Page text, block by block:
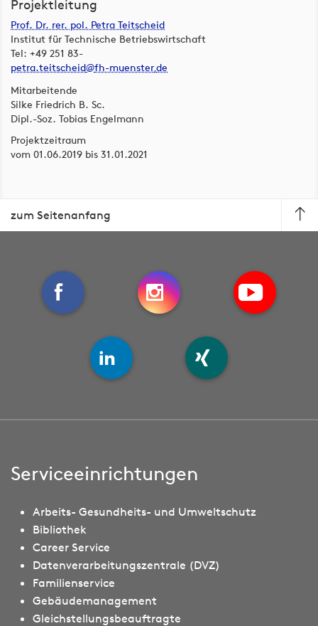
Projektleitung
Prof. Dr. rer. pol. Petra Teitscheid
Institut für Technische Betriebswirtschaft
Tel: +49 251 83-
petra.teitscheid
fh-muensterde
Mitarbeitende
Silke Friedrich B. Sc.
Dipl.-Soz. Tobias Engelmann
Projektzeitraum
vom 01.06.2019 bis 31.01.2021
zum Seitenanfang
Serviceeinrichtungen
Arbeits- Gesundheits- und Umweltschutz
Bibliothek
Career Service
Datenverarbeitungszentrale (DVZ)
Familienservice
Gebäudemanagement
Gleichstellungsbeauftragte